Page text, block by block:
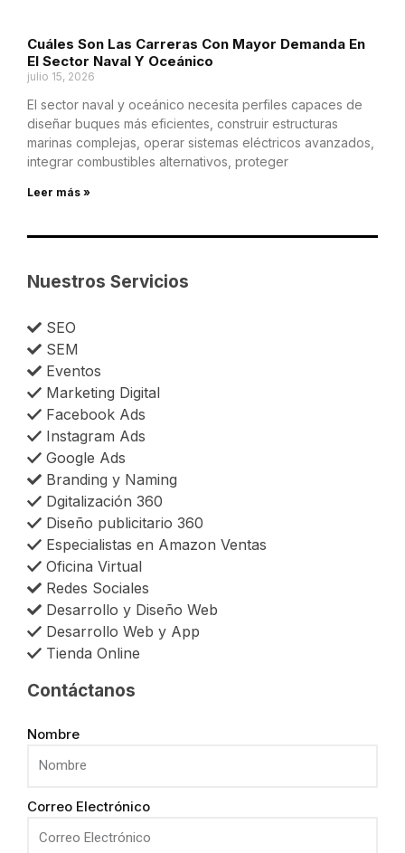
Cuáles Son Las Carreras Con Mayor Demanda En
El Sector Naval Y Oceánico
julio 15, 2026
El sector naval y oceánico necesita perfiles capaces de
diseñar buques más eficientes, construir estructuras
marinas complejas, operar sistemas eléctricos avanzados,
integrar combustibles alternativos, proteger
Leer más »
Nuestros Servicios
SEO
SEM
Eventos
Marketing Digital
Facebook Ads
Instagram Ads
Google Ads
Branding y Naming
Dgitalización 360
Diseño publicitario 360
Especialistas en Amazon Ventas
Oficina Virtual
Redes Sociales
Desarrollo y Diseño Web
Desarrollo Web y App
Tienda Online
Contáctanos
Nombre
Correo Electrónico